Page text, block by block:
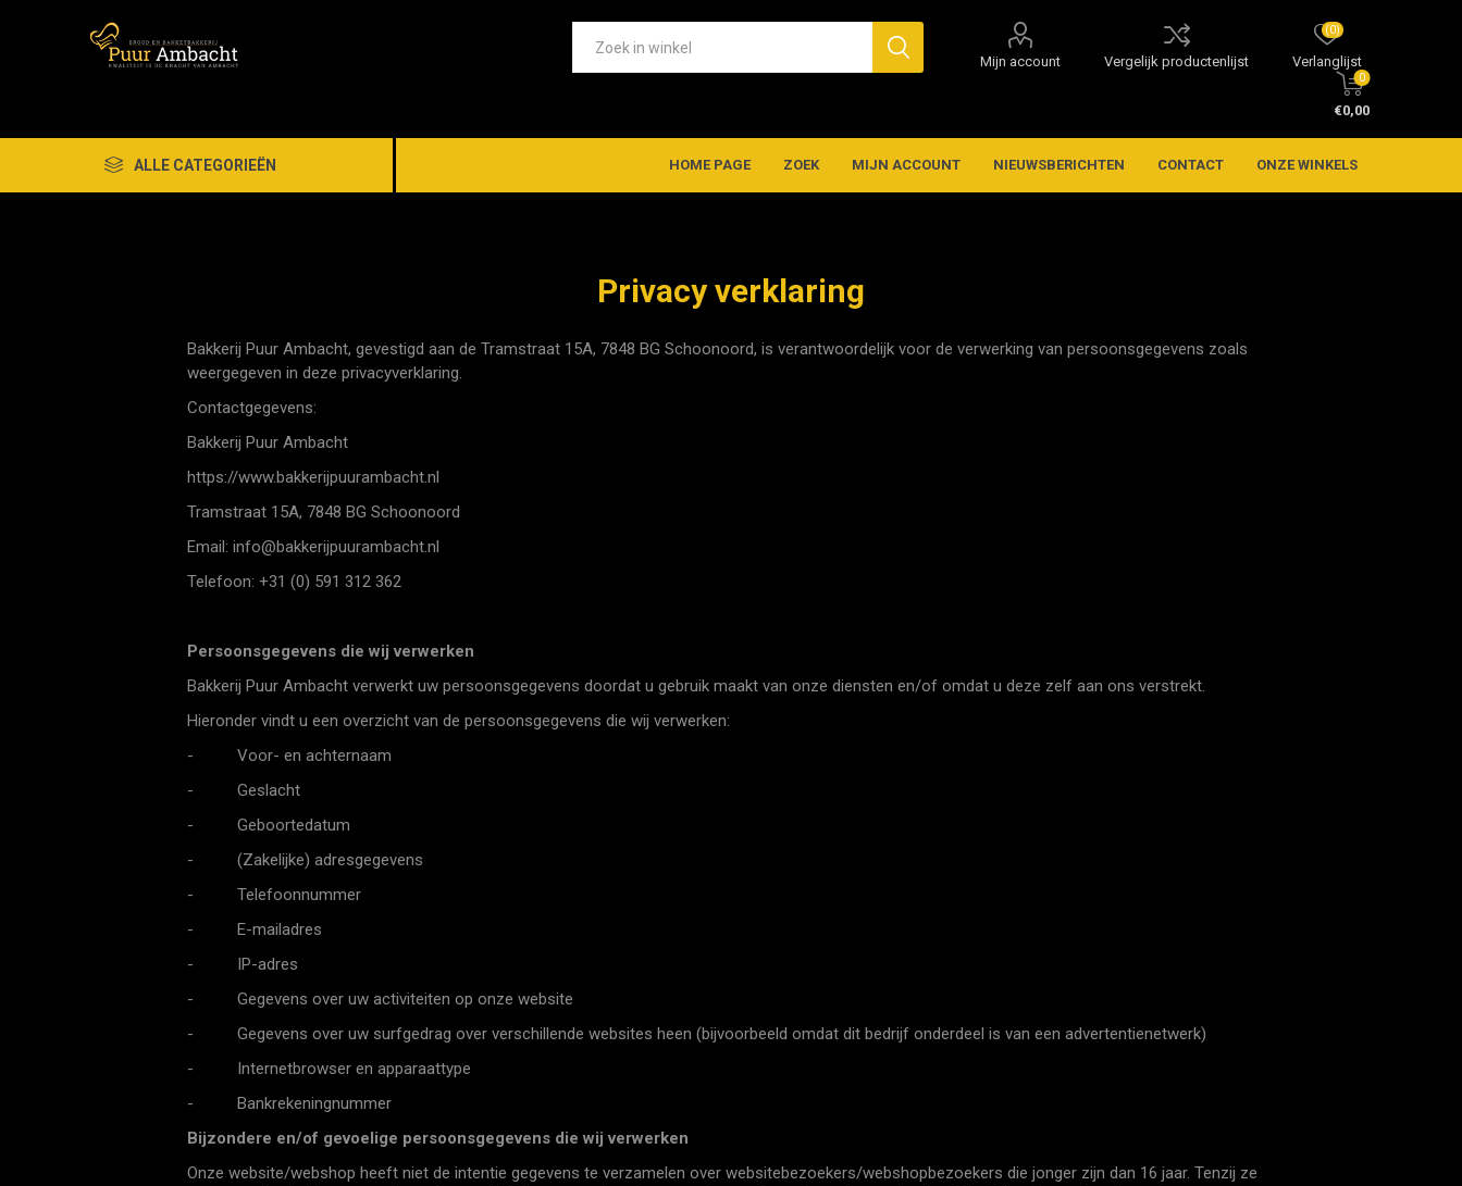
Mijn account Vergelijk productenlijst Verlanglijst
(0)
0
€0,00
ALLE CATEGORIEËN HOME PAGE ZOEK MIJN ACCOUNT NIEUWSBERICHTEN CONTACT ONZE WINKELS
Privacy verklaring
Bakkerij Puur Ambacht, gevestigd aan de Tramstraat 15A, 7848 BG Schoonoord, is verantwoordelijk voor de verwerking van persoonsgegevens zoals
weergegeven in deze privacyverklaring.
Contactgegevens:
Bakkerij Puur Ambacht
https://www.bakkerijpuurambacht.nl
Tramstraat 15A, 7848 BG Schoonoord
Email: info@bakkerijpuurambacht.nl
Telefoon: +31 (0) 591 312 362
Persoonsgegevens die wij verwerken
Bakkerij Puur Ambacht verwerkt uw persoonsgegevens doordat u gebruik maakt van onze diensten en/of omdat u deze zelf aan ons verstrekt.
Hieronder vindt u een overzicht van de persoonsgegevens die wij verwerken:
- Voor- en achternaam
- Geslacht
- Geboortedatum
- (Zakelijke) adresgegevens
- Telefoonnummer
- E-mailadres
- IP-adres
- Gegevens over uw activiteiten op onze website
- Gegevens over uw surfgedrag over verschillende websites heen (bijvoorbeeld omdat dit bedrijf onderdeel is van een advertentienetwerk)
- Internetbrowser en apparaattype
- Bankrekeningnummer
Bijzondere en/of gevoelige persoonsgegevens die wij verwerken
Onze website/webshop heeft niet de intentie gegevens te verzamelen over websitebezoekers/webshopbezoekers die jonger zijn dan 16 jaar. Tenzij ze